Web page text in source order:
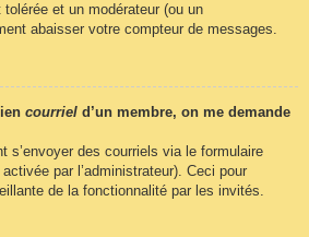
et un modérateur (ou un
abaisser votre compteur de messages.
courriel d’un membre, on me demande
s’envoyer des courriels via le formulaire
par l’administrateur). Ceci pour
de la fonctionnalité par les invités.